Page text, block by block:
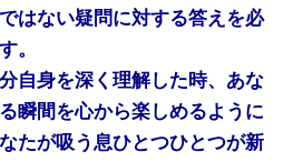
はない疑問に対する答えを必
。
自身を深く理解した時、あな
瞬間を心から楽しめるように
たが吸う息ひとつひとつが新